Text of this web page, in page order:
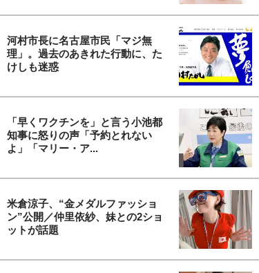
河村市長に名古屋市民「マジ無
理」。過去のあきれた行動に、た
けしも迷惑
「早くワクチンを」と言う小池都
知事に怒りの声「予約とれない
よ」「マリー・ア...
米倉涼子、“金メダルファッショ
ン”公開／仲里依紗、妹との2ショ
ットが話題